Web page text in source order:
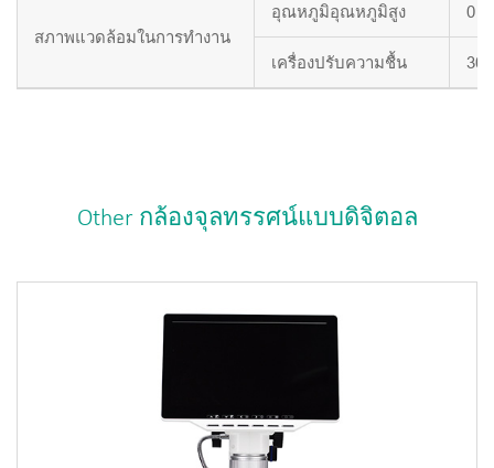
สภาพแวดล้อมในการทำงาน
อุณหภูมิอุณหภูมิสูง 0
เครื่องปรับความชื้น 30
Other กล้องจุลทรรศน์แบบดิจิตอล